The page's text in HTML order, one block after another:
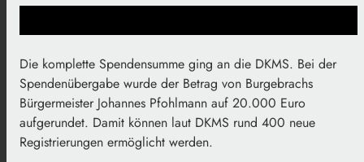
Die komplette Spendensumme ging an die DKMS. Bei der
Spendenübergabe wurde der Betrag von Burgebrachs
Bürgermeister Johannes Pfohlmann auf 20.000 Euro
aufgerundet. Damit können laut DKMS rund 400 neue
Registrierungen ermöglicht werden.